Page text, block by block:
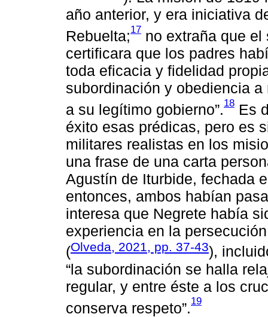
año anterior, y era iniciativa
Rebuelta;17 no extraña que
certificara que los padres
toda eficacia y fidelidad
subordinación y obediencia
a su legítimo gobierno”.18 Es
éxito esas prédicas, pero es
militares realistas en los
una frase de una carta
Agustín de Iturbide, fechada
entonces, ambos habían
interesa que Negrete había
experiencia en la
(Olveda, 2021, pp. 37-43),
“la subordinación se halla
regular, y entre éste a los
conserva respeto”.19